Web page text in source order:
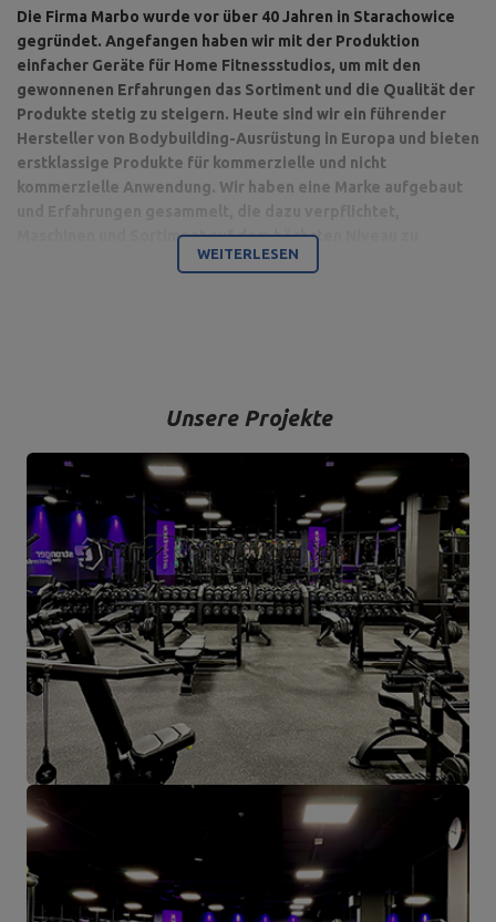
Die Firma Marbo wurde vor über 40 Jahren in Starachowice
gegründet. Angefangen haben wir mit der Produktion
einfacher Geräte für Home Fitnessstudios, um mit den
gewonnenen Erfahrungen das Sortiment und die Qualität der
Produkte stetig zu steigern. Heute sind wir ein führender
Hersteller von Bodybuilding-Ausrüstung in Europa und bieten
erstklassige Produkte für kommerzielle und nicht
kommerzielle Anwendung. Wir haben eine Marke aufgebaut
Maschinen und Sortiment auf dem höchsten Niveau zu
Starachowice in der Woiwodschaft Świętokrzyskie. Hier befinden
sich unsere Büroräume und die Produktions- und Lagerhallen. Von
hier aus werden alle Formen des Online-Verkaufs und der Kontakt
mit unseren Kunden gesteuert. Von hier aus werden auch unsere
Produkte für einzelne Empfänger und Partnergeschäfte geschickt.
Das Herz unseres Unternehmens liegt in Starachowice und das ist
die Ortschaft, wo alles anfängt.
WEITERLESEN
Unsere Projekte